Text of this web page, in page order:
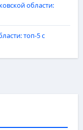
области:
топ-5 с